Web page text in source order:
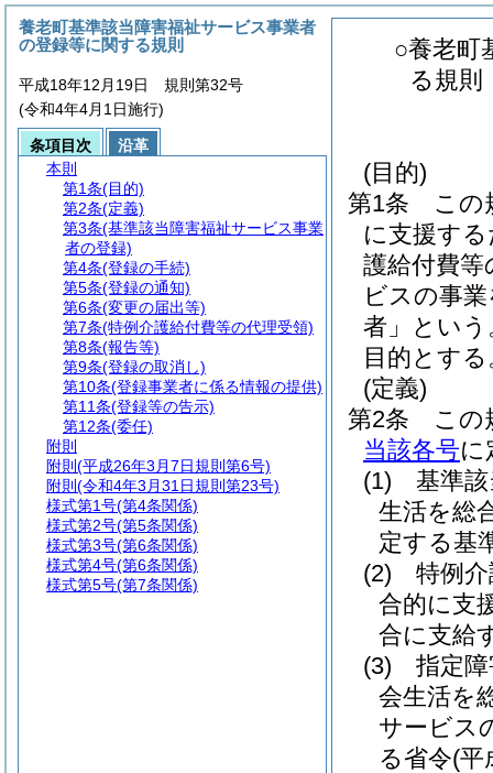
○養老町
る規則
(目的)
第1条
この
に支援す
護給付費
ビスの事
者」という
目的とする
(定義)
第2条
この
当該各号に
(1)
基準
生活を総
定する基
(2)
特例
合的に支
合に支給
(3)
指定
会生活を
サービス
る省令(平
養老町基準該当障害福祉サービス事業者
の登録等に関する規則
平成18年12月19日 規則第32号
(令和4年4月1日施行)
条項目次
沿革
本則
第1条(目的)
第2条(定義)
第3条(基準該当障害福祉サービス事業
者の登録)
第4条(登録の手続)
第5条(登録の通知)
第6条(変更の届出等)
第7条(特例介護給付費等の代理受領)
第8条(報告等)
第9条(登録の取消し)
第10条(登録事業者に係る情報の提供)
第11条(登録等の告示)
第12条(委任)
附則
附則 (平成26年3月7日規則第6号)
附則 (令和4年3月31日規則第23号)
様式第1号(第4条関係)
様式第2号(第5条関係)
様式第3号(第6条関係)
様式第4号(第6条関係)
様式第5号(第7条関係)